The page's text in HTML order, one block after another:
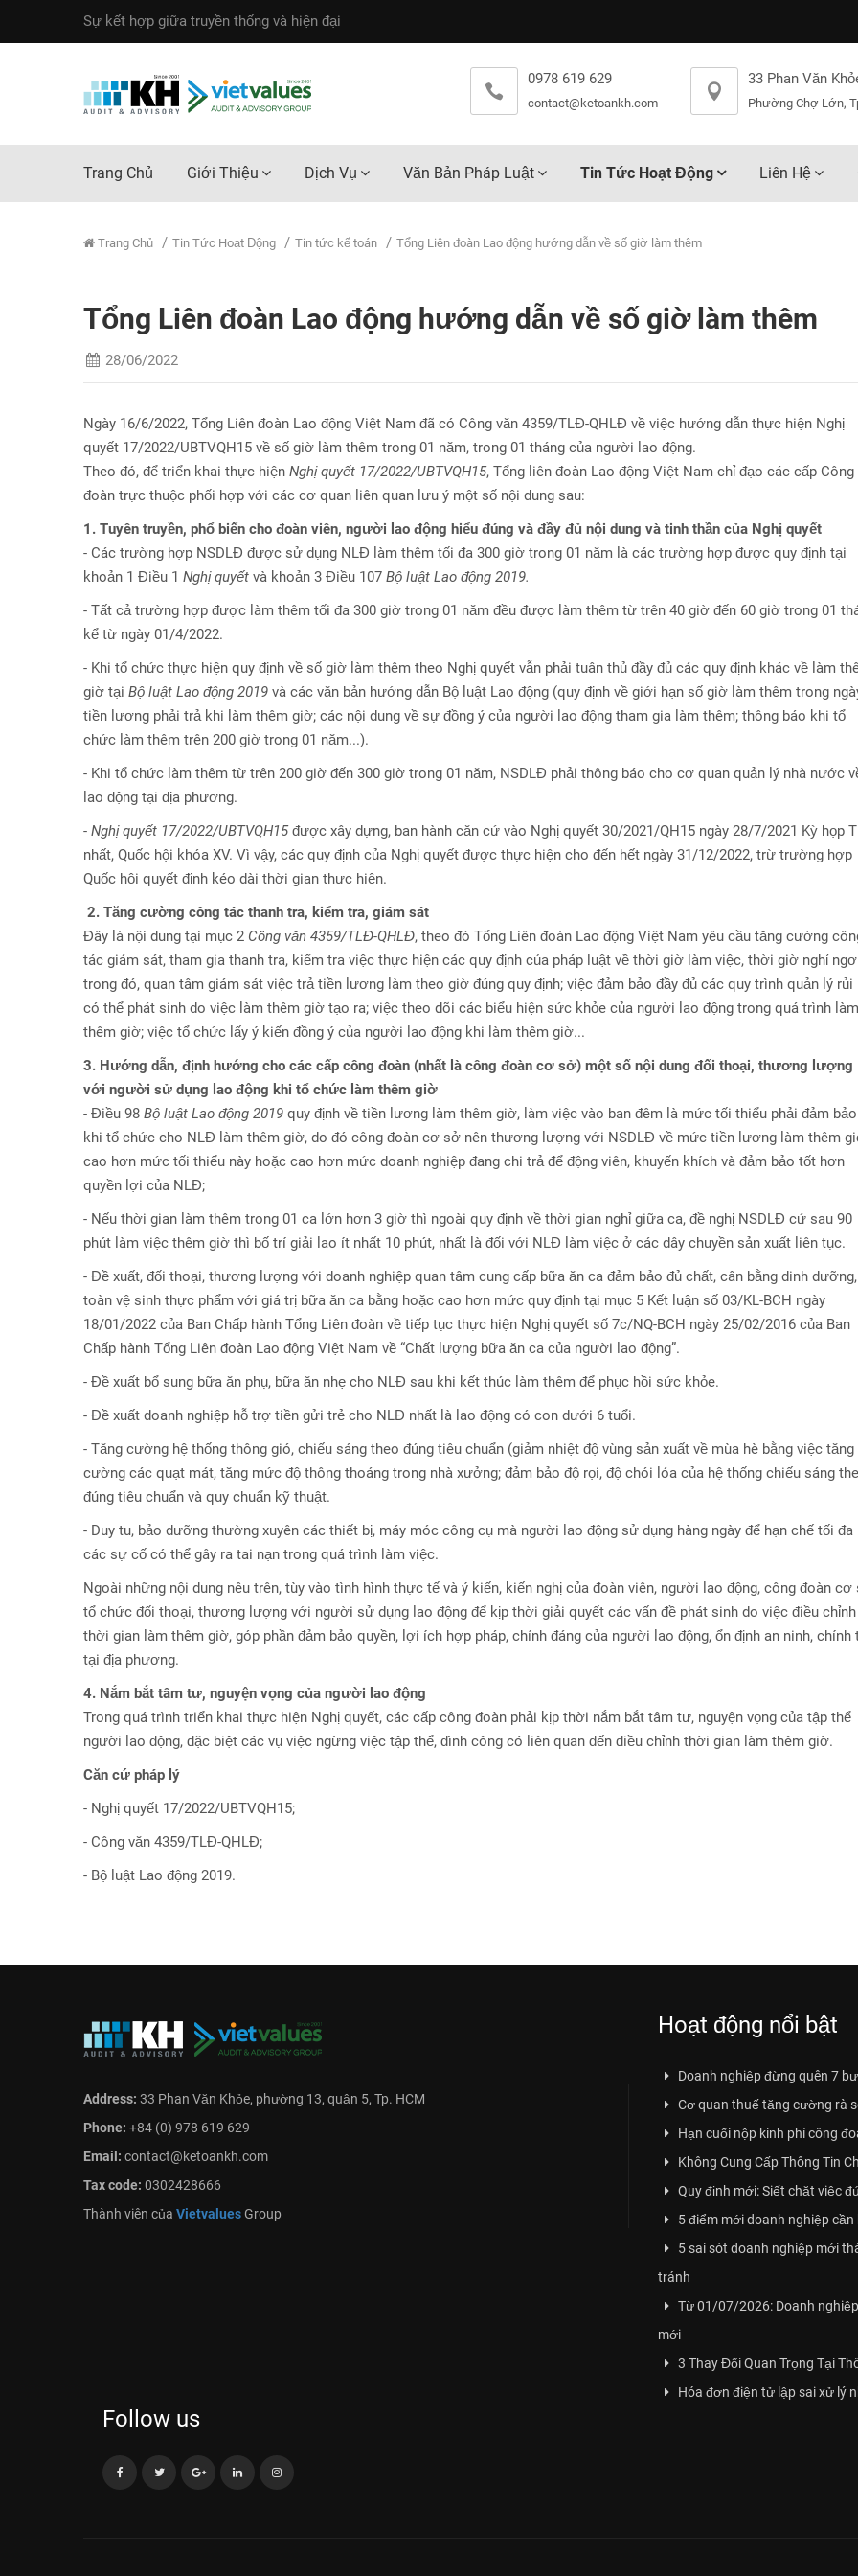
Sự kết hợp giữa truyền thống và hiện đại
0978 619 629
contact@ketoankh.com
33 Phan Văn
Phường Chợ Lớn,
Trang Chủ Giới Thiệu Dịch Vụ Văn Bản Pháp Luật Tin Tức Hoạt Động Liên Hệ
Trang Chủ Tin Tức Hoạt Động Tin tức kế toán Tổng Liên đoàn Lao động hướng dẫn về số giờ làm thêm
Tổng Liên đoàn Lao động hướng dẫn về số giờ làm thêm
28/06/2022
Ngày 16/6/2022, Tổng Liên đoàn Lao động Việt Nam đã có Công văn 4359/TLĐ-QHLĐ về việc hướng dẫn thực hiện Nghị
quyết 17/2022/UBTVQH15 về số giờ làm thêm trong 01 năm, trong 01 tháng của người lao động.
Theo đó, để triển khai thực hiện Nghị quyết 17/2022/UBTVQH15, Tổng liên đoàn Lao động Việt Nam chỉ đạo các cấp Công
đoàn trực thuộc phối hợp với các cơ quan liên quan lưu ý một số nội dung sau:
1. Tuyên truyền, phổ biến cho đoàn viên, người lao động hiểu đúng và đầy đủ nội dung và tinh thần của Nghị quyết
- Các trường hợp NSDLĐ được sử dụng NLĐ làm thêm tối đa 300 giờ trong 01 năm là các trường hợp được quy định tại
khoản 1 Điều 1 Nghị quyết và khoản 3 Điều 107 Bộ luật Lao động 2019.
- Tất cả trường hợp được làm thêm tối đa 300 giờ trong 01 năm đều được làm thêm từ trên 40 giờ đến 60 giờ trong 01
kể từ ngày 01/4/2022.
- Khi tổ chức thực hiện quy định về số giờ làm thêm theo Nghị quyết vẫn phải tuân thủ đầy đủ các quy định khác về làm
giờ tại Bộ luật Lao động 2019 và các văn bản hướng dẫn Bộ luật Lao động (quy định về giới hạn số giờ làm thêm trong
tiền lương phải trả khi làm thêm giờ; các nội dung về sự đồng ý của người lao động tham gia làm thêm; thông báo khi tổ
chức làm thêm trên 200 giờ trong 01 năm...).
- Khi tổ chức làm thêm từ trên 200 giờ đến 300 giờ trong 01 năm, NSDLĐ phải thông báo cho cơ quan quản lý nhà nước
lao động tại địa phương.
- Nghị quyết 17/2022/UBTVQH15được xây dựng, ban hành căn cứ vào Nghị quyết 30/2021/QH15 ngày 28/7/2021 Kỳ họp
nhất, Quốc hội khóa XV. Vì vậy, các quy định của Nghị quyết được thực hiện cho đến hết ngày 31/12/2022, trừ trường hợp
Quốc hội quyết định kéo dài thời gian thực hiện.
2. Tăng cường công tác thanh tra, kiểm tra, giám sát
Đây là nội dung tại mục 2 Công văn 4359/TLĐ-QHLĐ, theo đó Tổng Liên đoàn Lao động Việt Nam yêu cầu tăng cường
tác giám sát, tham gia thanh tra, kiểm tra việc thực hiện các quy định của pháp luật về thời giờ làm việc, thời giờ nghỉ
trong đó, quan tâm giám sát việc trả tiền lương làm theo giờ đúng quy định; việc đảm bảo đầy đủ các quy trình quản lý rủi
có thể phát sinh do việc làm thêm giờ tạo ra; việc theo dõi các biểu hiện sức khỏe của người lao động trong quá trình làm
thêm giờ; việc tổ chức lấy ý kiến đồng ý của người lao động khi làm thêm giờ...
3. Hướng dẫn, định hướng cho các cấp công đoàn (nhất là công đoàn cơ sở) một số nội dung đối thoại, thương lượng
với người sử dụng lao động khi tổ chức làm thêm giờ
- Điều 98 Bộ luật Lao động 2019 quy định về tiền lương làm thêm giờ, làm việc vào ban đêm là mức tối thiểu phải đảm bảo
khi tổ chức cho NLĐ làm thêm giờ, do đó công đoàn cơ sở nên thương lượng với NSDLĐ về mức tiền lương làm thêm
cao hơn mức tối thiểu này hoặc cao hơn mức doanh nghiệp đang chi trả để động viên, khuyến khích và đảm bảo tốt hơn
quyền lợi của NLĐ;
- Nếu thời gian làm thêm trong 01 ca lớn hơn 3 giờ thì ngoài quy định về thời gian nghỉ giữa ca, đề nghị NSDLĐ cứ sau 90
phút làm việc thêm giờ thì bố trí giải lao ít nhất 10 phút, nhất là đối với NLĐ làm việc ở các dây chuyền sản xuất liên tục.
- Đề xuất, đối thoại, thương lượng với doanh nghiệp quan tâm cung cấp bữa ăn ca đảm bảo đủ chất, cân bằng dinh
toàn vệ sinh thực phẩm với giá trị bữa ăn ca bằng hoặc cao hơn mức quy định tại mục 5 Kết luận số 03/KL-BCH ngày
18/01/2022 của Ban Chấp hành Tổng Liên đoàn về tiếp tục thực hiện Nghị quyết số 7c/NQ-BCH ngày 25/02/2016 của Ban
Chấp hành Tổng Liên đoàn Lao động Việt Nam về “Chất lượng bữa ăn ca của người lao động”.
- Đề xuất bổ sung bữa ăn phụ, bữa ăn nhẹ cho NLĐ sau khi kết thúc làm thêm để phục hồi sức khỏe.
- Đề xuất doanh nghiệp hỗ trợ tiền gửi trẻ cho NLĐ nhất là lao động có con dưới 6 tuổi.
- Tăng cường hệ thống thông gió, chiếu sáng theo đúng tiêu chuẩn (giảm nhiệt độ vùng sản xuất về mùa hè bằng việc tăng
cường các quạt mát, tăng mức độ thông thoáng trong nhà xưởng; đảm bảo độ rọi, độ chói lóa của hệ thống chiếu sáng
đúng tiêu chuẩn và quy chuẩn kỹ thuật.
- Duy tu, bảo dưỡng thường xuyên các thiết bị, máy móc công cụ mà người lao động sử dụng hàng ngày để hạn chế tối đa
các sự cố có thể gây ra tai nạn trong quá trình làm việc.
Ngoài những nội dung nêu trên, tùy vào tình hình thực tế và ý kiến, kiến nghị của đoàn viên, người lao động, công đoàn cơ
tổ chức đối thoại, thương lượng với người sử dụng lao động để kịp thời giải quyết các vấn đề phát sinh do việc điều chỉnh
thời gian làm thêm giờ, góp phần đảm bảo quyền, lợi ích hợp pháp, chính đáng của người lao động, ổn định an ninh, chính
tại địa phương.
4. Nắm bắt tâm tư, nguyện vọng của người lao động
Trong quá trình triển khai thực hiện Nghị quyết, các cấp công đoàn phải kịp thời nắm bắt tâm tư, nguyện vọng của tập thể
người lao động, đặc biệt các vụ việc ngừng việc tập thể, đình công có liên quan đến điều chỉnh thời gian làm thêm giờ.
Căn cứ pháp lý
- Nghị quyết 17/2022/UBTVQH15;
- Công văn 4359/TLĐ-QHLĐ;
- Bộ luật Lao động 2019.
Address: 33 Phan Văn Khỏe, phường 13, quận 5, Tp. HCM
Phone: +84 (0) 978 619 629
Email: contact@ketoankh.com
Tax code: 0302428666
Thành viên của VietvaluesGroup
Hoạt động nổi bật
Doanh nghiệp đừng quên 7
Cơ quan thuế tăng cường rà
Hạn cuối nộp kinh phí công
Không Cung Cấp Thông Tin
Quy định mới: Siết chặt việc
5 điểm mới doanh nghiệp
5 sai sót doanh nghiệp mới
tránh
Từ 01/07/2026: Doanh
mới
3 Thay Đổi Quan Trọng Tại
Hóa đơn điện tử lập sai xử lý
Follow us